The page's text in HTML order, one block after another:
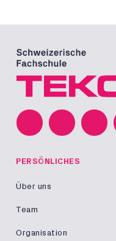
PERSÖNLICHES
Über uns
Team
Organisation